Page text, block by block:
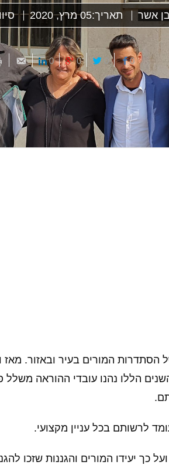
אשר תאריך:05 מרץ, 2020
0
0
0
0
הסתדרות המורים בעיר ובאזור. מאז
הללו נהנו עובדי ההוראה משלל
לרשותם בכל עניין מקצועי.
יעידו המורים והגננות שזכו להגנה